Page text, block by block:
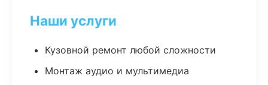
Наши услуги
Кузовной ремонт любой сложности
Монтаж аудио и мультимедиа